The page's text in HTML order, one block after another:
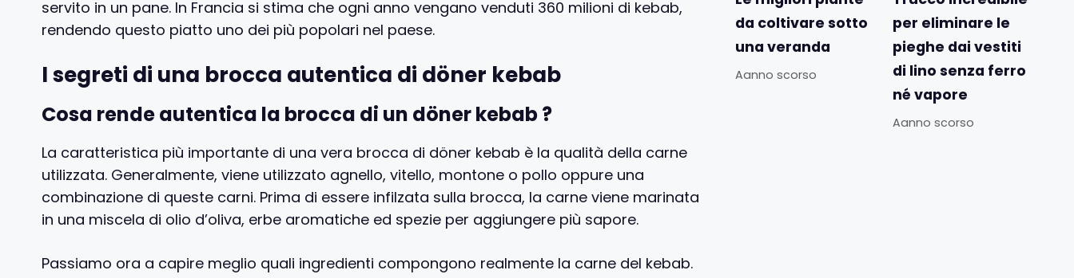
servito in un pane. In Francia si stima che ogni anno vengano venduti 360 milioni di kebab,
rendendo questo piatto uno dei più popolari nel paese.
I segreti di una brocca autentica di döner kebab
Cosa rende autentica la brocca di un döner kebab ?
La caratteristica più importante di una vera brocca di döner kebab è la qualità della carne
utilizzata. Generalmente, viene utilizzato agnello, vitello, montone o pollo oppure una
combinazione di queste carni. Prima di essere infilzata sulla brocca, la carne viene marinata
in una miscela di olio d’oliva, erbe aromatiche ed spezie per aggiungere più sapore.
Passiamo ora a capire meglio quali ingredienti compongono realmente la carne del kebab.
da coltivare sotto
una veranda
Aanno scorso
per eliminare le
pieghe dai vestiti
di lino senza ferro
né vapore
Aanno scorso